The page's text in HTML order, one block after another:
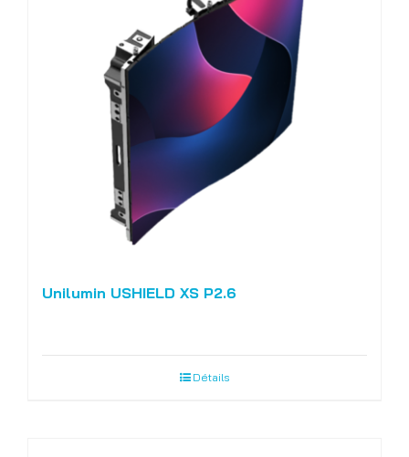
Unilumin USHIELD XS P2.6
Détails